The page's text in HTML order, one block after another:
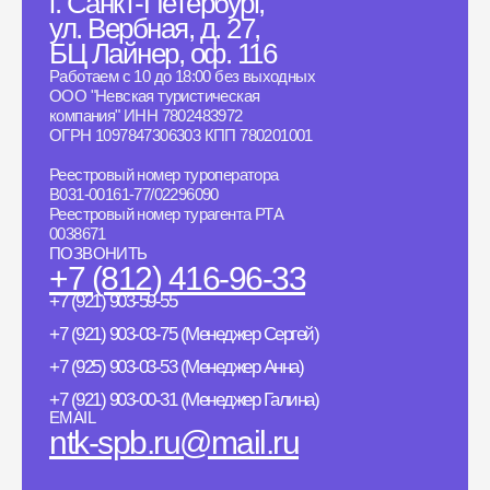
ул. Вербная, д. 27,
БЦ Лайнер, оф. 116
Работаем с 10 до 18:00 без выходных
ООО "Невская туристическая
компания" ИНН 7802483972
ОГРН 1097847306303 КПП 780201001
Реестровый номер туроператора
B031-00161-77/02296090
Реестровый номер турагента РТА
0038671
ПОЗВОНИТЬ
+7 (812) 416-96-33
+7 (921) 903-59-55
+7 (921) 903-03-75 (Менеджер Сергей)
+7 (925) 903-03-53 (Менеджер Анна)
+7 (921) 903-00-31 (Менеджер Галина)
EMAIL
ntk-spb.ru@mail.ru